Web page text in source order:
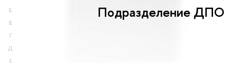
Б
В
Г
Д
Е
Подразделение ДПО